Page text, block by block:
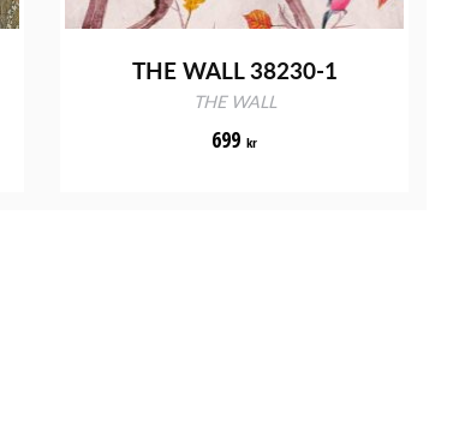
THE WALL 38230-1
THE WALL
699 kr